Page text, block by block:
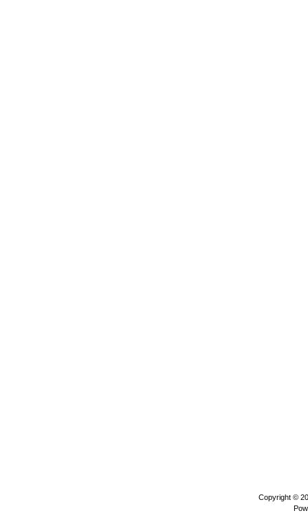
Copyright ©